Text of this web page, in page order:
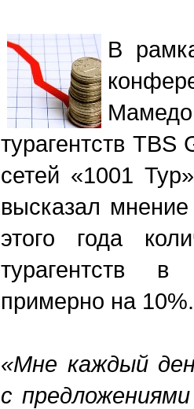
В
турагентств
сетей «1001
высказал
этого года
турагентств в
примерно на 10%.
«Мне каждый
с